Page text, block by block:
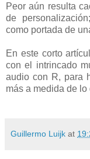
Peor aún resulta
de
como portada de
En este corto
con el intrincado
audio con R, para
más a medida de
Guillermo Luijk at